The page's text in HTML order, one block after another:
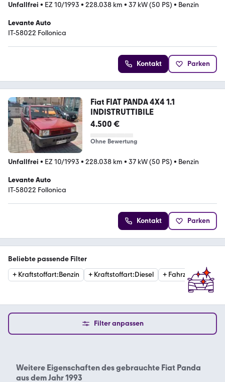
Unfallfrei • EZ 10/1993 • 228.038 km • 37 kW (50 PS) • Benzin
Levante Auto
IT-58022 Follonica
Kontakt Parken
Fiat FIAT PANDA 4X4 1.1
INDISTRUTTIBILE
4.500 €
Ohne Bewertung
Unfallfrei • EZ 10/1993 • 228.038 km • 37 kW (50 PS) • Benzin
Levante Auto
IT-58022 Follonica
Kontakt Parken
Beliebte passende Filter
+ Kraftstoffart:Benzin + Kraftstoffart:Diesel + Fahrzeugzustand
Filter anpassen
Weitere Eigenschaften desgebrauchte Fiat Panda
aus dem Jahr 1993